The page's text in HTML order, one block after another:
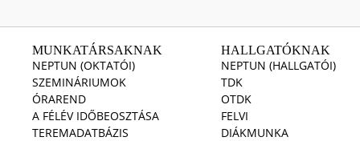
MUNKATÁRSAKNAK
NEPTUN (OKTATÓI)
SZEMINÁRIUMOK
ÓRAREND
A FÉLÉV IDŐBEOSZTÁSA
TEREMADATBÁZIS
HALLGATÓKNAK
NEPTUN (HALLGATÓI)
TDK
OTDK
FELVI
DIÁKMUNKA